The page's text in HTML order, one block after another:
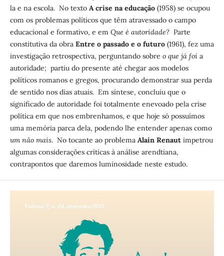
la e na escola. No textoA crise na educação(1958) se ocupou
com os problemas políticos que têm atravessado o campo
educacional e formativo, e em Que é autoridade?Parte
constitutiva da obra Entre o passado e o futuro(1961), fez uma
investigação retrospectiva, perguntando sobre o que já foia
autoridade; partiu do presente até chegar aos modelos
políticos romanos e gregos, procurando demonstrar sua perda
de sentido nos dias atuais. Em síntese, concluiu que o
significado de autoridade foi totalmente enevoado pela crise
política em que nos embrenhamos, e que hoje só possuímos
uma memória parca dela, podendo lhe entender apenas como
um não mais. No tocante ao problemaAlain Renautimpetrou
algumas considerações críticas à análise arendtiana,
contrapontos que daremos luminosidade neste estudo.